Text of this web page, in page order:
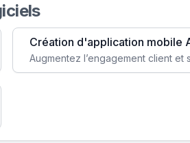
Création d'application mobile